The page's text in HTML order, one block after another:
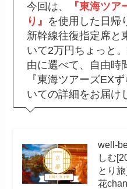
今回は、
『東海ツ
り』 を使用した日帰
新幹線往復指定席と
いて2万円ちょっと
由に選べて、自由時
『東海ツアーズEX
いての詳細をお届け
well-
しむ
とり
花